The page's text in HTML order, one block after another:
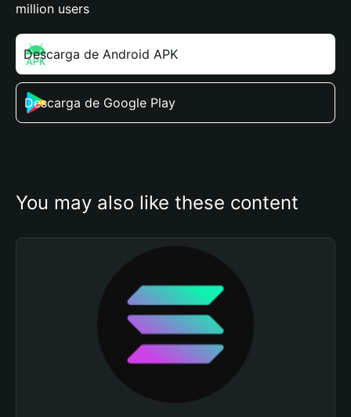
million users
Descarga de Android APK
Descarga de Google Play
You may also like these content